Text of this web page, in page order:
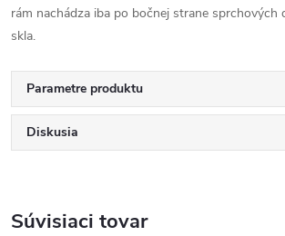
rám nachádza iba po bočnej strane sprchových
skla.
Parametre produktu
Diskusia
Súvisiaci tovar